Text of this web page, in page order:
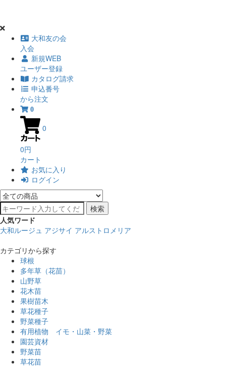
大和友の会
入会
新規WEB
ユーザー登録
カタログ請求
申込番号
から注文
0
0
0円
カート
お気に入り
ログイン
検索
人気ワード
大和ルージュ アジサイ アルストロメリア
カテゴリから探す
球根
多年草（花苗）
山野草
花木苗
果樹苗木
草花種子
野菜種子
有用植物 イモ・山菜・野菜
園芸資材
野菜苗
草花苗